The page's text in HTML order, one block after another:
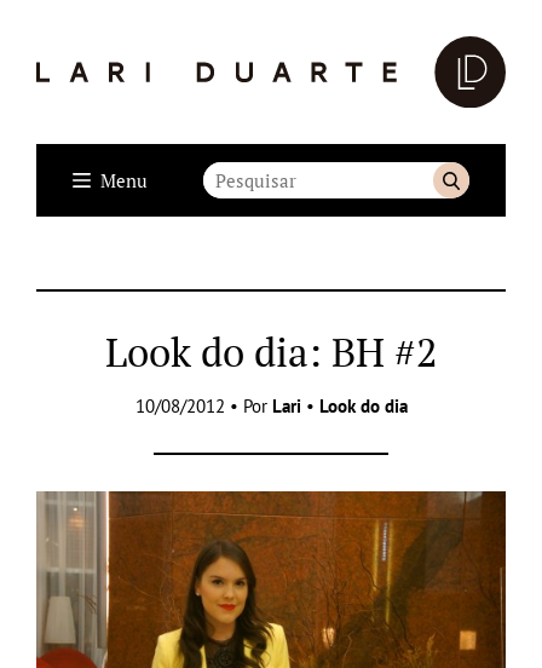
Menu
Look do dia: BH #2
10/08/2012 • Por Lari • Look do dia